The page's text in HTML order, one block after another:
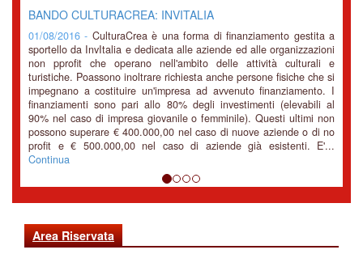
BANDO CULTURACREA: INVITALIA
01/08/2016 - CulturaCrea è una forma di finanziamento gestita a
sportello da InvItalia e dedicata alle aziende ed alle organizzazioni
non pprofit che operano nell'ambito delle attività culturali e
turistiche. Poassono inoltrare richiesta anche persone fisiche che si
impegnano a costituire un'impresa ad avvenuto finanziamento. I
finanziamenti sono pari allo 80% degli investimenti (elevabili al
90% nel caso di impresa giovanile o femminile). Questi ultimi non
possono superare € 400.000,00 nel caso di nuove aziende o di no
profit e € 500.000,00 nel caso di aziende già esistenti. E'...
Continua
Area Riservata